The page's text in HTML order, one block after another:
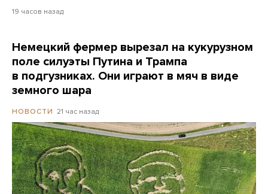
19 часов назад
Немецкий фермер вырезал на кукурузном
поле силуэты Путина и Трампа
в подгузниках. Они играют в мяч в виде
земного шара
НОВОСТИ 21 час назад